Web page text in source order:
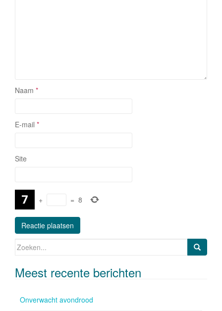
Naam *
E-mail *
Site
+ = 8
Zoeken naar:
Meest recente berichten
Onverwacht avondrood